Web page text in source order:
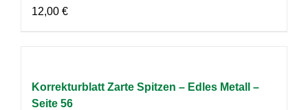
12,00 €
Korrekturblatt Zarte Spitzen – Edles Metall –
Seite 56